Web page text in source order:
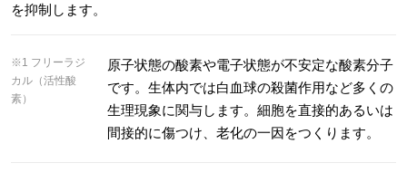
を抑制します。
※1 フリーラジ
カル（活性酸
素）
原子状態の酸素や電子状態が不安定な酸素分子
です。生体内では白血球の殺菌作用など多くの
生理現象に関与します。細胞を直接的あるいは
間接的に傷つけ、老化の一因をつくります。